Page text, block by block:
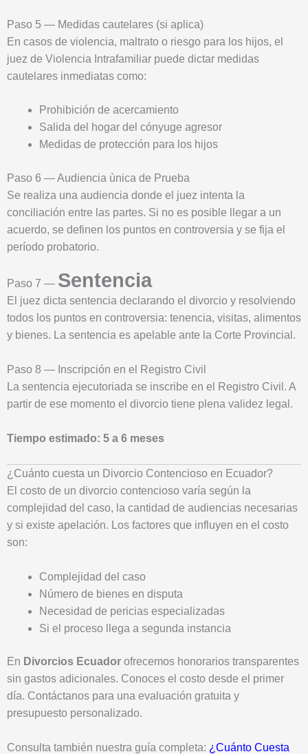
Paso 5 — Medidas cautelares (si aplica)
En casos de violencia, maltrato o riesgo para los hijos, el
juez de Violencia Intrafamiliar puede dictar medidas
cautelares inmediatas como:
Prohibición de acercamiento
Salida del hogar del cónyuge agresor
Medidas de protección para los hijos
Paso 6 — Audiencia ùnica de Prueba
Se realiza una audiencia donde el juez intenta la
conciliación entre las partes. Si no es posible llegar a un
acuerdo, se definen los puntos en controversia y se fija el
período probatorio.
Paso 7 — Sentencia
El juez dicta sentencia declarando el divorcio y resolviendo
todos los puntos en controversia: tenencia, visitas, alimentos
y bienes. La sentencia es apelable ante la Corte Provincial.
Paso 8 — Inscripción en el Registro Civil
La sentencia ejecutoriada se inscribe en el Registro Civil. A
partir de ese momento el divorcio tiene plena validez legal.
Tiempo estimado: 5 a 6 meses
¿Cuánto cuesta un Divorcio Contencioso en Ecuador?
El costo de un divorcio contencioso varía según la
complejidad del caso, la cantidad de audiencias necesarias
y si existe apelación. Los factores que influyen en el costo
son:
Complejidad del caso
Número de bienes en disputa
Necesidad de pericias especializadas
Si el proceso llega a segunda instancia
En Divorcios Ecuador ofrecemos honorarios transparentes
sin gastos adicionales. Conoces el costo desde el primer
día. Contáctanos para una evaluación gratuita y
presupuesto personalizado.
Consulta también nuestra guía completa: ¿Cuánto Cuesta